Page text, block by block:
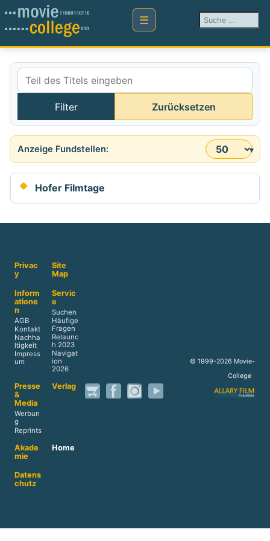
Suchen ...
Teil des Titels eingeben
Filter Zurücksetzen
Anzeige #
Hofer Filmtage
Privac
y
Site
Map
Inform
atione
n
AGB
Kontakt
Nachha
ltigkeit
Impress
um
Servic
e
Suchen
Häufige
Fragen
Relaunc
h 2023
Navigat
ion
2026
Presse
&
Media
Werbun
g
Reprints
Verlag
Akade
mie
Home
Datens
chutz
© 1999-2026 Movie-
College